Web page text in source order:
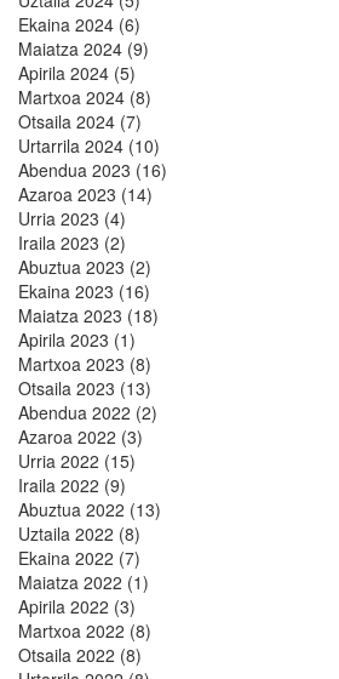
Ekaina 2024 (6)
Maiatza 2024 (9)
Apirila 2024 (5)
Martxoa 2024 (8)
Otsaila 2024 (7)
Urtarrila 2024 (10)
Abendua 2023 (16)
Azaroa 2023 (14)
Urria 2023 (4)
Iraila 2023 (2)
Abuztua 2023 (2)
Ekaina 2023 (16)
Maiatza 2023 (18)
Apirila 2023 (1)
Martxoa 2023 (8)
Otsaila 2023 (13)
Abendua 2022 (2)
Azaroa 2022 (3)
Urria 2022 (15)
Iraila 2022 (9)
Abuztua 2022 (13)
Uztaila 2022 (8)
Ekaina 2022 (7)
Maiatza 2022 (1)
Apirila 2022 (3)
Martxoa 2022 (8)
Otsaila 2022 (8)